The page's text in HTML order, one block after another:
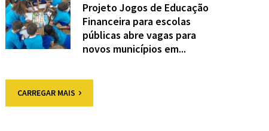
Projeto Jogos de Educação
Financeira para escolas
públicas abre vagas para
novos municípios em...
CARREGAR MAIS